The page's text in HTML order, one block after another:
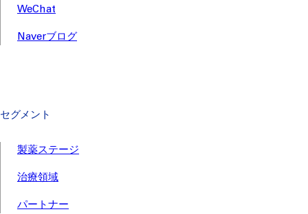
WeChat
Naverブログ
セグメント
製薬ステージ
治療領域
パートナー